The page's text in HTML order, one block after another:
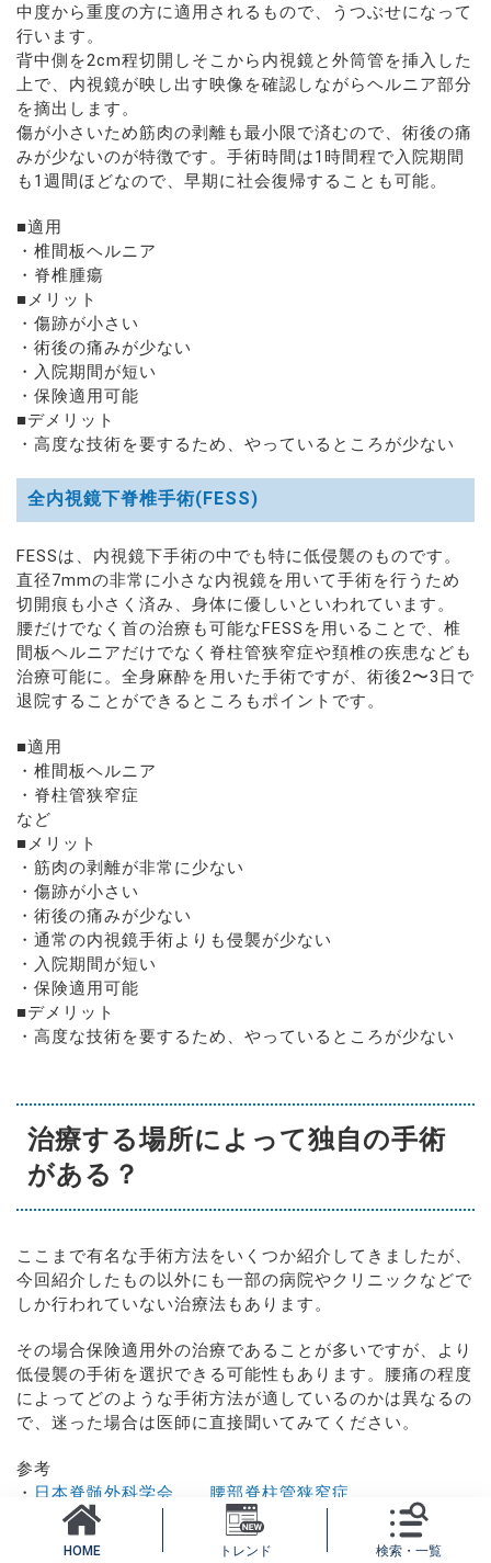
中度から重度の方に適用されるもので、うつぶせになって
行います。
背中側を2cm程切開しそこから内視鏡と外筒管を挿入した
上で、内視鏡が映し出す映像を確認しながらヘルニア部分
を摘出します。
傷が小さいため筋肉の剥離も最小限で済むので、術後の痛
みが少ないのが特徴です。手術時間は1時間程で入院期間
も1週間ほどなので、早期に社会復帰することも可能。
■適用
・椎間板ヘルニア
・脊椎腫瘍
■メリット
・傷跡が小さい
・術後の痛みが少ない
・入院期間が短い
・保険適用可能
■デメリット
・高度な技術を要するため、やっているところが少ない
全内視鏡下脊椎手術(FESS)
FESSは、内視鏡下手術の中でも特に低侵襲のものです。
直径7mmの非常に小さな内視鏡を用いて手術を行うため
切開痕も小さく済み、身体に優しいといわれています。
腰だけでなく首の治療も可能なFESSを用いることで、椎
間板ヘルニアだけでなく脊柱管狭窄症や頚椎の疾患なども
治療可能に。全身麻酔を用いた手術ですが、術後2〜3日で
退院することができるところもポイントです。
■適用
・椎間板ヘルニア
・脊柱管狭窄症
など
■メリット
・筋肉の剥離が非常に少ない
・傷跡が小さい
・術後の痛みが少ない
・通常の内視鏡手術よりも侵襲が少ない
・入院期間が短い
・保険適用可能
■デメリット
・高度な技術を要するため、やっているところが少ない
治療する場所によって独自の手術
がある？
ここまで有名な手術方法をいくつか紹介してきましたが、
今回紹介したもの以外にも一部の病院やクリニックなどで
しか行われていない治療法もあります。
その場合保険適用外の治療であることが多いですが、より
低侵襲の手術を選択できる可能性もあります。腰痛の程度
によってどのような手術方法が適しているのかは異なるの
で、迷った場合は医師に直接聞いてみてください。
参考
・ 日本脊髄外科学会 腰部脊柱管狭窄症
腰椎椎間板ヘルニア
日本整形外科学会 転移性脊椎腫瘍
HOME トレンド 検索・一覧